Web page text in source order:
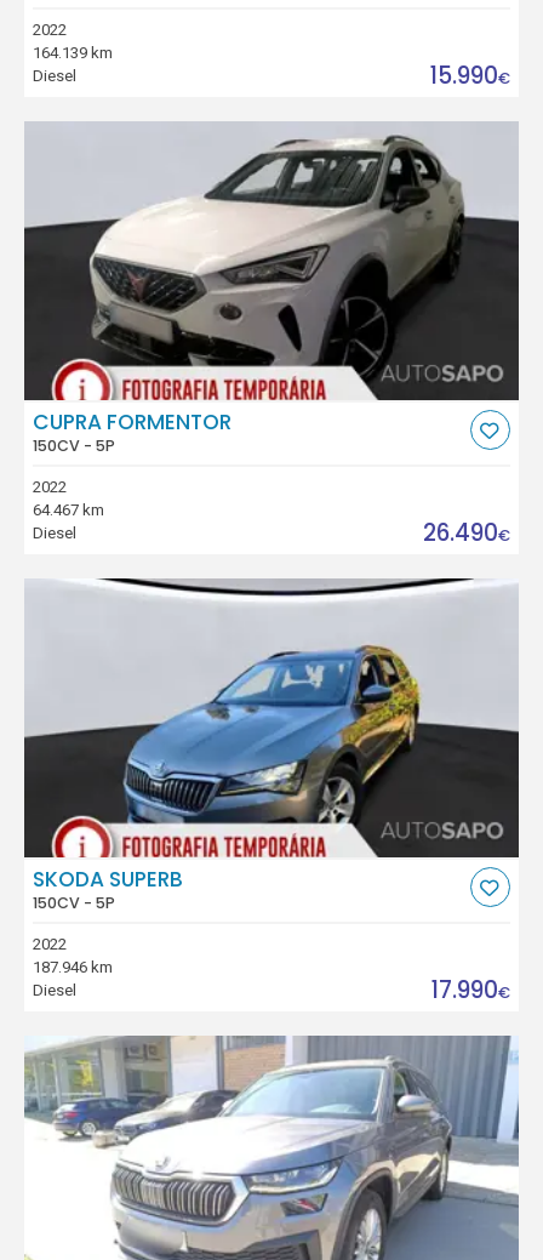
2022
164.139 km
Diesel
15.990€
CUPRA FORMENTOR
150CV - 5P
2022
64.467 km
Diesel
26.490€
SKODA SUPERB
150CV - 5P
2022
187.946 km
Diesel
17.990€